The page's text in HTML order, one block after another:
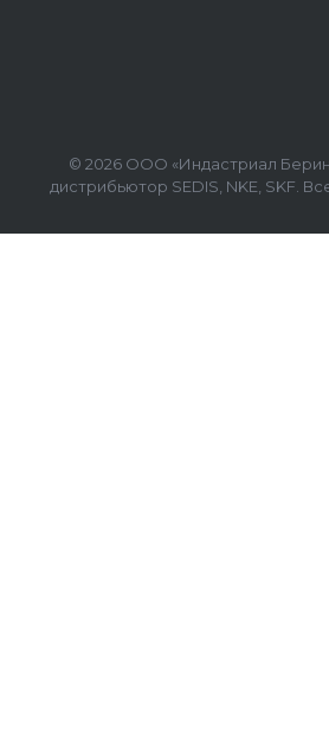
© 2026 ООО «Индастриал
дистрибьютор SEDIS, NKE, SKF.